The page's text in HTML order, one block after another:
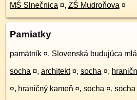
MŠ Slnečnica ¤, ZŠ Mudroňova ¤
Pamiatky
pamätník ¤, Slovenská budujúca
socha ¤, architekt ¤, socha ¤,
¤, hraničný kameň ¤, socha ¤, socha